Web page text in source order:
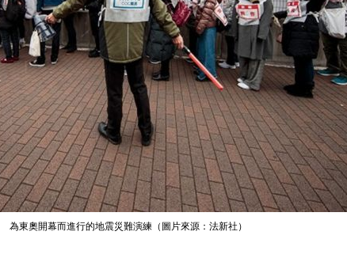
為東奧開幕而進行的地震災難演練（圖片來源：法新社）